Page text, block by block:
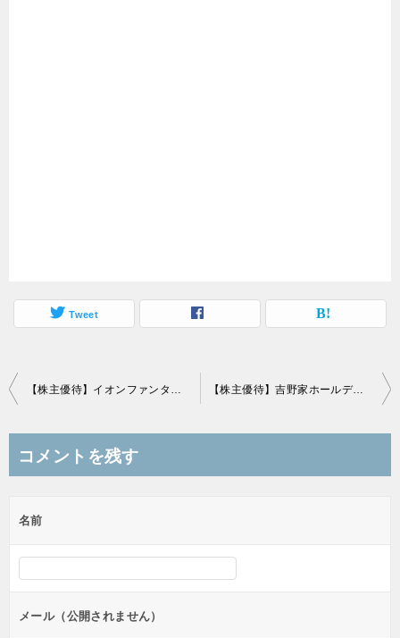
Tweet
投
ビ
ー
シ
ン
【株主優待】イオンファンタジー(4343)の優待到着！株主優待券2,000円分！ 【株主優待】吉野家ホールディングス(9861)の優待到着！5,000円相当の優待券！
コメントを残す
名前
メール（公開されません）